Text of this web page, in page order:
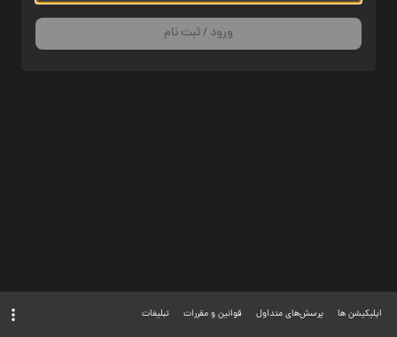
ورود / ثبت نام
اپلیکیشن ها پرسش‌های متداول قوانین و مقررات تبلیغات